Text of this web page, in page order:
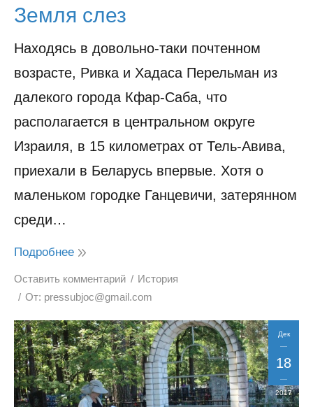
Земля слез
Находясь в довольно-таки почтенном
возрасте, Ривка и Хадаса Перельман из
далекого города Кфар-Саба, что
располагается в центральном округе
Израиля, в 15 километрах от Тель-Авива,
приехали в Беларусь впервые. Хотя о
маленьком городке Ганцевичи, затерянном
среди…
Подробнее
Оставить комментарий
История
От: pressubjoc@gmail.com
Дек
18
2017